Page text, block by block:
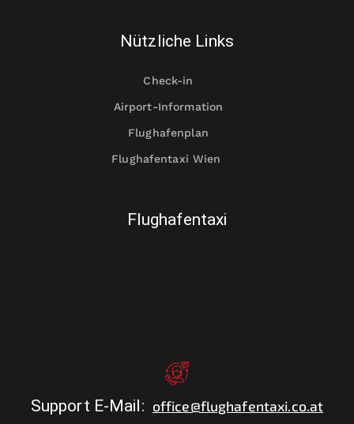
Nützliche Links
Check-in
Airport-Information
Flughafenplan
Flughafentaxi Wien
Flughafentaxi
Support E-Mail: office@flughafentaxi.co.at